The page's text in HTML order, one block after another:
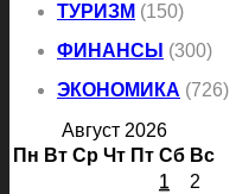
ТУРИЗМ (150)
ФИНАНСЫ (300)
ЭКОНОМИКА (726)
Август 2026
Пн Вт Ср Чт Пт Сб Вс
1
2